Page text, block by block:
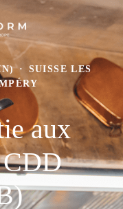
·
SUISSE LES
aux